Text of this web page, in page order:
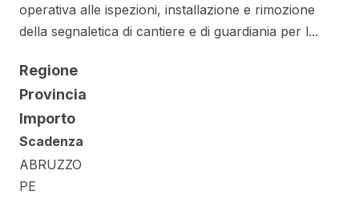
operativa alle ispezioni, installazione e rimozione
della segnaletica di cantiere e di guardiania per l...
Regione
Provincia
Importo
Scadenza
ABRUZZO
PE